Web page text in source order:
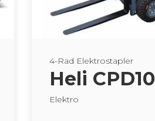
4-Rad Elek­tro­stap­ler
Heli CPD10
Elek­tro